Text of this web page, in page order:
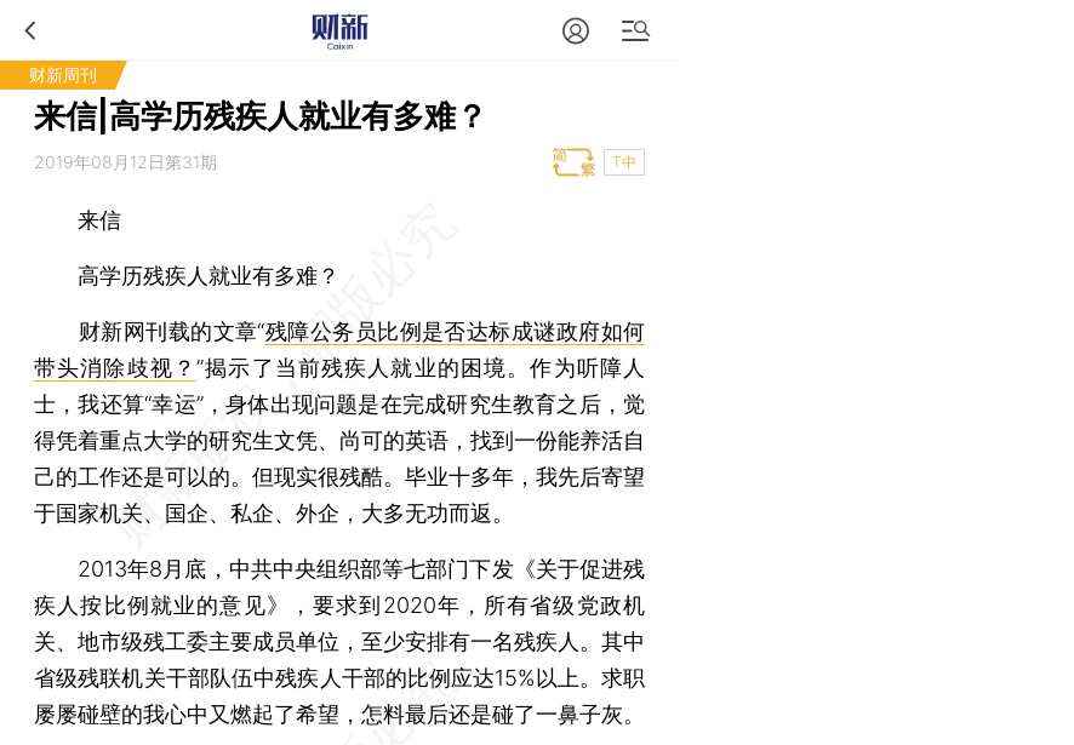
财新周刊
来信|高学历残疾人就业有多难？
2019年08月12日第31期 T中
来信
高学历残疾人就业有多难？
财新网刊载的文章“残障公务员比例是否达标成谜政府如何
带头消除歧视？”揭示了当前残疾人就业的困境。作为听障人
士，我还算“幸运”，身体出现问题是在完成研究生教育之后，觉
得凭着重点大学的研究生文凭、尚可的英语，找到一份能养活自
己的工作还是可以的。但现实很残酷。毕业十多年，我先后寄望
于国家机关、国企、私企、外企，大多无功而返。
2013年8月底，中共中央组织部等七部门下发《关于促进残
疾人按比例就业的意见》，要求到2020年，所有省级党政机
关、地市级残工委主要成员单位，至少安排有一名残疾人。其中
省级残联机关干部队伍中残疾人干部的比例应达15%以上。求职
屡屡碰壁的我心中又燃起了希望，怎料最后还是碰了一鼻子灰。